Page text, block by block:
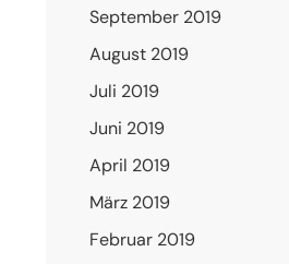
September 2019
August 2019
Juli 2019
Juni 2019
April 2019
März 2019
Februar 2019